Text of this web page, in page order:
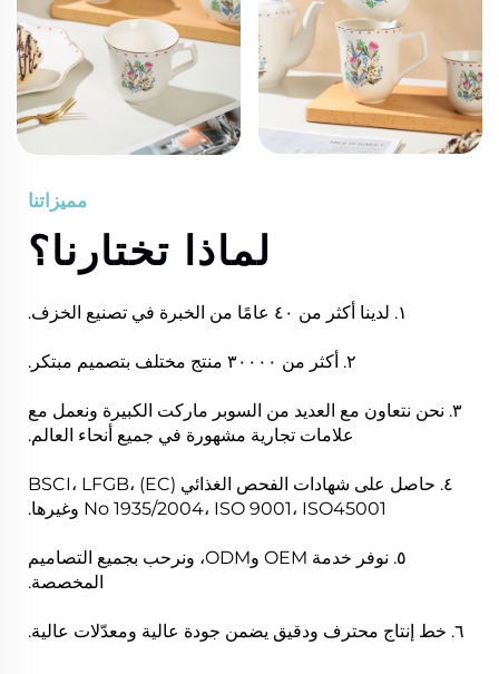
مميزاتنا
لماذا تختارنا؟
١. لدينا أكثر من ٤٠ عامًا من الخبرة في تصنيع الخزف.
٢. أكثر من ٣٠٠٠٠ منتج مختلف بتصميم مبتكر.
٣. نحن نتعاون مع العديد من السوبر ماركت الكبيرة ونعمل مع
علامات تجارية مشهورة في جميع أنحاء العالم.
٤. حاصل على شهادات الفحص الغذائي BSCI، LFGB، (EC)
No 1935/2004، ISO 9001، ISO45001 وغيرها.
٥. نوفر خدمة OEM وODM، ونرحب بجميع التصاميم
المخصصة.
٦. خط إنتاج محترف ودقيق يضمن جودة عالية ومعدّلات عالية.